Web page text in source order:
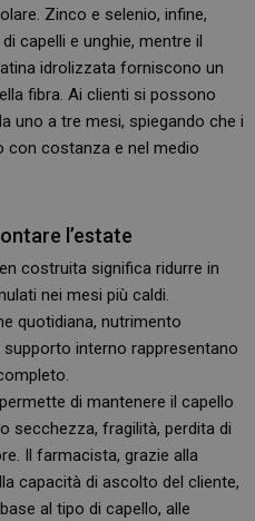
Zinco e selenio, infine,
capelli e unghie, mentre il
idrolizzata forniscono un
fibra. Ai clienti si possono
uno a tre mesi, spiegando che i
con costanza e nel medio
l’estate
costruita significa ridurre in
nei mesi più caldi.
quotidiana, nutrimento
interno rappresentano
di mantenere il capello
secchezza, fragilità, perdita di
Il farmacista, grazie alla
capacità di ascolto del cliente,
al tipo di capello, alle